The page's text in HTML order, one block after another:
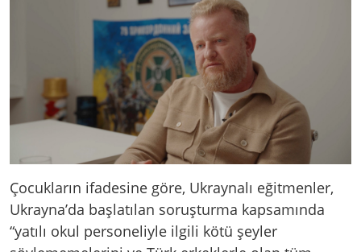
Çocukların ifadesine göre, Ukraynalı eğitmenler,
Ukrayna’da başlatılan soruşturma kapsamında
“yatılı okul personeliyle ilgili kötü şeyler